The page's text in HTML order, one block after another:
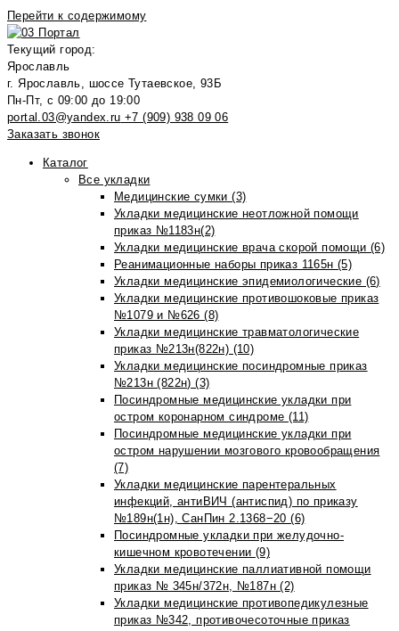
Перейти к содержимому
Текущий город:
Ярославль
г. Ярославль, шоссе Тутаевское, 93Б
Пн-Пт, с 09:00 до 19:00
portal.03@yandex.ru +7 (909) 938 09 06
Заказать звонок
Каталог
Все укладки
Медицинские сумки (3)
Укладки медицинские неотложной помощи
приказ №1183н(2)
Укладки медицинские врача скорой помощи (6)
Реанимационные наборы приказ 1165н (5)
Укладки медицинские эпидемиологические (6)
Укладки медицинские противошоковые приказ
№1079 и №626 (8)
Укладки медицинские травматологические
приказ №213н(822н) (10)
Укладки медицинские посиндромные приказ
№213н (822н) (3)
Посиндромные медицинские укладки при
остром коронарном синдроме (11)
Посиндромные медицинские укладки при
остром нарушении мозгового кровообращения
(7)
Укладки медицинские парентеральных
инфекций, антиВИЧ (антиспид) по приказу
№189н(1н), СанПин 2.1368−20 (6)
Посиндромные укладки при желудочно-
кишечном кровотечении (9)
Укладки медицинские паллиативной помощи
приказ № 345н/372н, №187н (2)
Укладки медицинские противопедикулезные
приказ №342, противочесоточные приказ